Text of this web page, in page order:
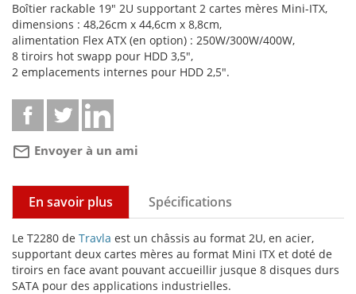
Boîtier rackable 19" 2U supportant 2 cartes mères Mini-ITX,
dimensions : 48,26cm x 44,6cm x 8,8cm,
alimentation Flex ATX (en option) : 250W/300W/400W,
8 tiroirs hot swapp pour HDD 3,5",
2 emplacements internes pour HDD 2,5".
mail_outline Envoyer à un ami
En savoir plus Spécifications
Le T2280 de Travla est un châssis au format 2U, en acier,
supportant deux cartes mères au format Mini ITX et doté de
tiroirs en face avant pouvant accueillir jusque 8 disques durs
SATA pour des applications industrielles.